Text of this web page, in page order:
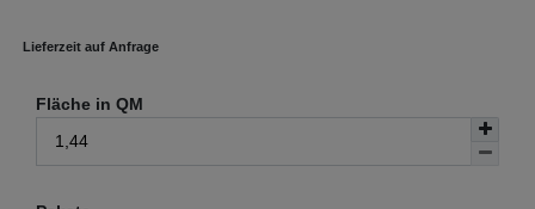
Lieferzeit auf Anfrage
Fläche in QM